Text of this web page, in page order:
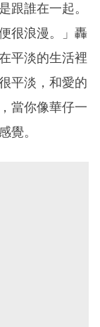
跟誰在一起。
很浪漫。」轟
平淡的生活裡
平淡，和愛的
當你像華仔一
覺。